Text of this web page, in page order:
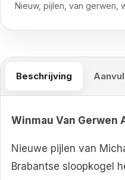
Nieuw, pijlen van gerwen
Beschrijving
Winmau Van Gerwen
Nieuwe pijlen van
Brabantse sloopkogel